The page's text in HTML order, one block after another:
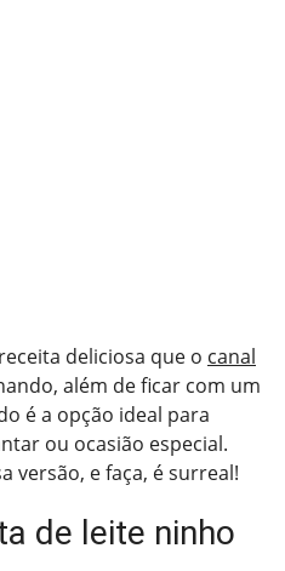
deliciosa que o canal
além de ficar com um
é a opção ideal para
ou ocasião especial.
versão, e faça, é surreal!
de leite ninho